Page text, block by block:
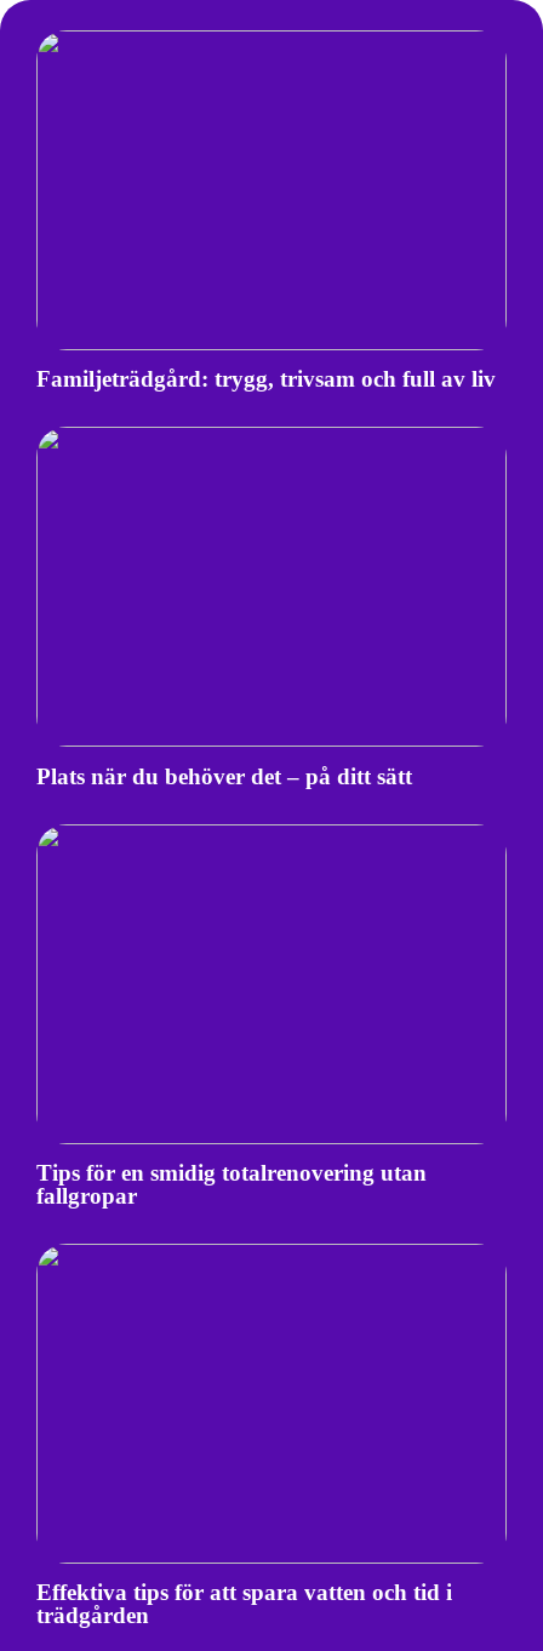
Familjeträdgård: trygg, trivsam och full av liv
Plats när du behöver det – på ditt sätt
Tips för en smidig totalrenovering utan
fallgropar
Effektiva tips för att spara vatten och tid i
trädgården